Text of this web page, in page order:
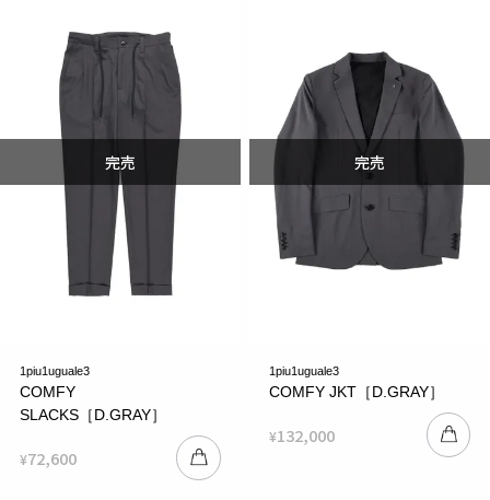
1piu1uguale3
COMFY
SLACKS［D.GRAY］
¥72,600
1piu1uguale3
COMFY JKT［D.GRAY］
¥132,000